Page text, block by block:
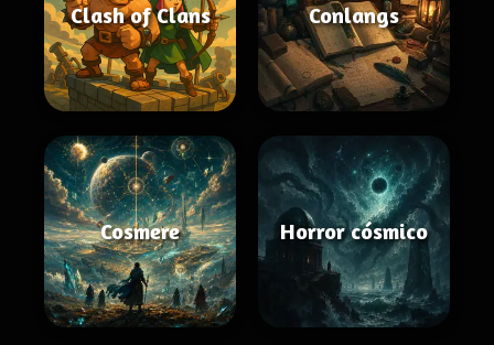
Clash of Clans Conlangs
Cosmere Horror cósmico